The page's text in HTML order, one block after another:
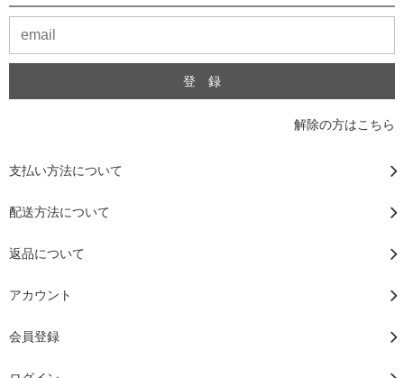
解除の方はこちら
支払い方法について
配送方法について
返品について
アカウント
会員登録